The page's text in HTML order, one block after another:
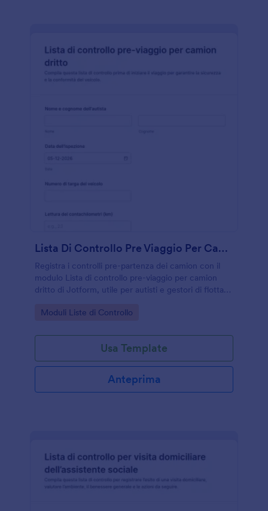
Lista Di Controllo Pre Viaggio Per Camion Dritto
Registra i controlli pre-partenza dei camion con il
modulo Lista di controllo pre-viaggio per camion
dritto di Jotform, utile per autisti e gestori di flotta
tracciabilità delle verifiche.
Go to Category:
Moduli Liste di Controllo
Usa Template
Anteprima